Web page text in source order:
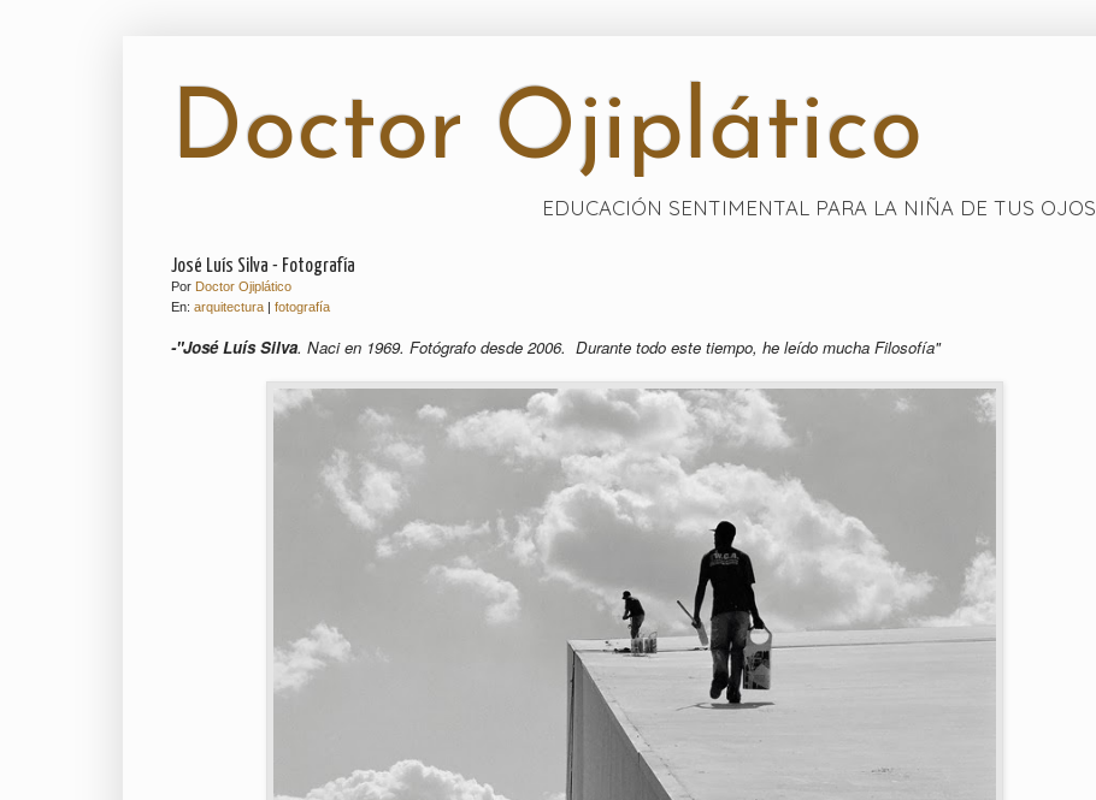
Doctor Ojiplático
EDUCACIÓN SENTIMENTAL PARA LA NIÑA DE TUS OJOS
José Luís Silva - Fotografía
Por Doctor Ojiplático
En: arquitectura | fotografía
-"José Luís Silva. Naci en 1969. Fotógrafo desde 2006. Durante todo este tiempo, he leído mucha Filosofía"